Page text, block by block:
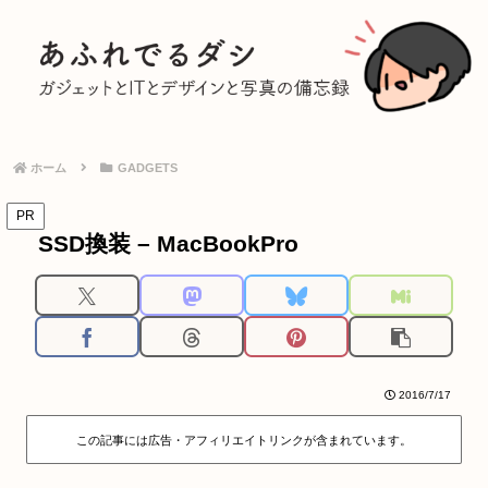
ホーム GADGETS
PR
SSD換装 – MacBookPro
2016/7/17
この記事には広告・アフィリエイトリンクが含まれています。